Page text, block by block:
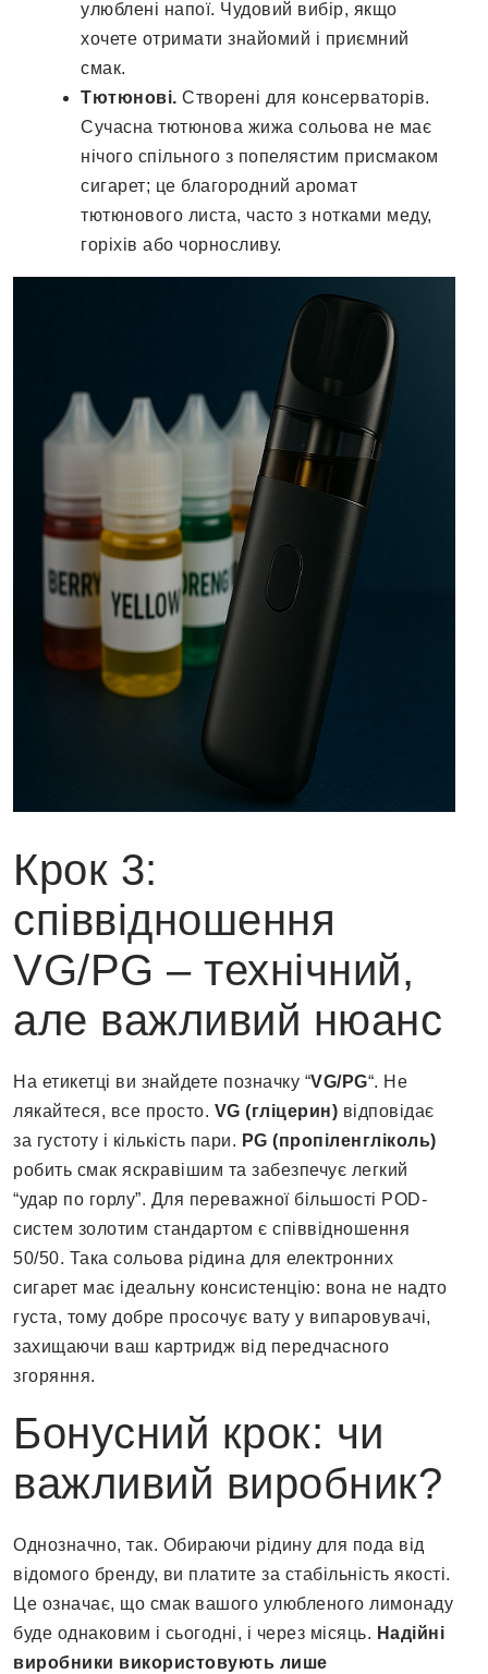
улюблені напої. Чудовий вибір, якщо
хочете отримати знайомий і приємний
смак.
Тютюнові. Створені для консерваторів.
Сучасна тютюнова жижа сольова не має
нічого спільного з попелястим присмаком
сигарет; це благородний аромат
тютюнового листа, часто з нотками меду,
горіхів або чорносливу.
Крок 3:
співвідношення
VG/PG – технічний,
але важливий нюанс
На етикетці ви знайдете позначку “VG/PG“. Не
лякайтеся, все просто. VG (гліцерин) відповідає
за густоту і кількість пари. PG (пропіленгліколь)
робить смак яскравішим та забезпечує легкий
“удар по горлу”. Для переважної більшості POD-
систем золотим стандартом є співвідношення
50/50. Така сольова рідина для електронних
сигарет має ідеальну консистенцію: вона не надто
густа, тому добре просочує вату у випаровувачі,
захищаючи ваш картридж від передчасного
згоряння.
Бонусний крок: чи
важливий виробник?
Однозначно, так. Обираючи рідину для пода від
відомого бренду, ви платите за стабільність якості.
Це означає, що смак вашого улюбленого лимонаду
буде однаковим і сьогодні, і через місяць. Надійні
виробники використовують лише